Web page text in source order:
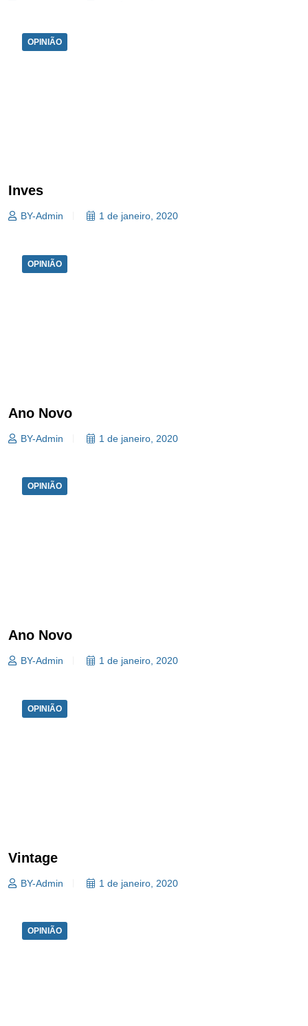
OPINIÃO
Inves
BY-Admin 1 de janeiro, 2020
OPINIÃO
Ano Novo
BY-Admin 1 de janeiro, 2020
OPINIÃO
Ano Novo
BY-Admin 1 de janeiro, 2020
OPINIÃO
Vintage
BY-Admin 1 de janeiro, 2020
OPINIÃO